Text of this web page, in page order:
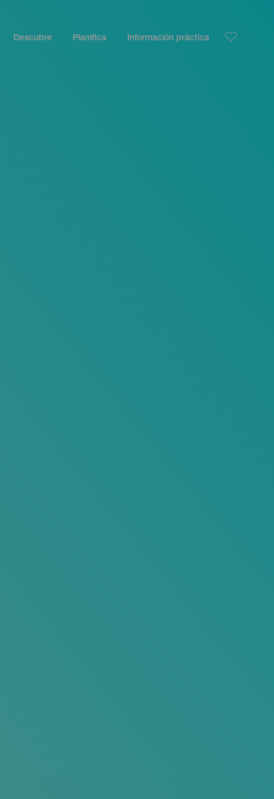
Descubre Planifica Información práctica